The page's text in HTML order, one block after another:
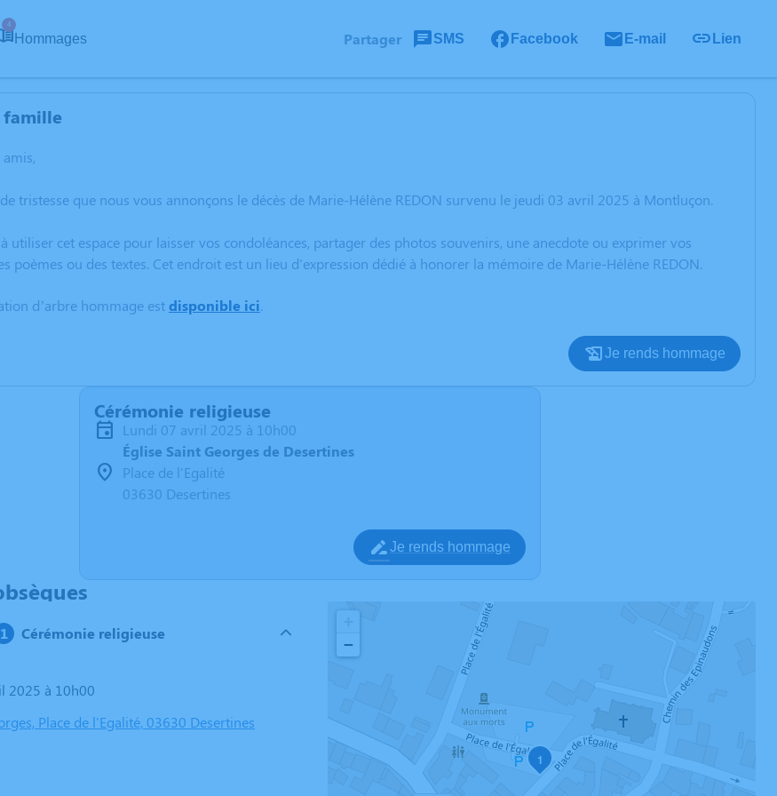
4
Hommages Partager SMS Facebook E-mail Lien
famille
tristesse que nous vous annonçons le décès de Marie-Hélène REDON survenu le jeudi 03 avril 2025 à Montluçon.
utiliser cet espace pour laisser vos condoléances, partager des photos souvenirs, une anecdote ou exprimer vos
poèmes ou des textes. Cet endroit est un lieu d'expression dédié à honorer la mémoire de Marie-Hélène REDON.
d’arbre hommage estdisponible ici.
Je rends hommage
Cérémonie religieuse
lundi 07 avril 2025 à 10h00
Église Saint Georges de Desertines
Place de l'Egalité
03630 Desertines
Je rends hommage
Cérémonie religieuse
2025 à 10h00
Place de l'Egalité, 03630 Desertines
1
−